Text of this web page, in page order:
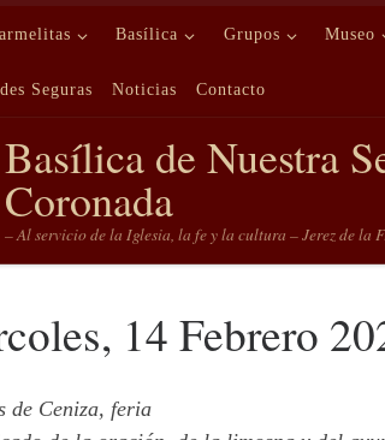
Basílica Grupos Museo
Seguras Noticias Contacto
Basílica de Nuestra
Coronada
– Al servicio de la Iglesia, la fe y la cultura – Jerez de la
14 Febrero
de Ceniza, feria